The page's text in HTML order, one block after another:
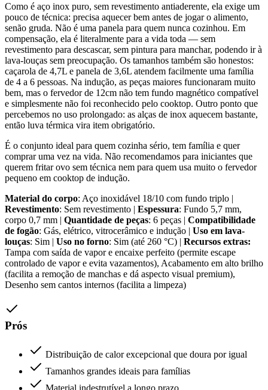
Como é aço inox puro, sem revestimento antiaderente, ela exige um
pouco de técnica: precisa aquecer bem antes de jogar o alimento,
senão gruda. Não é uma panela para quem nunca cozinhou. Em
compensação, ela é literalmente para a vida toda — sem
revestimento para descascar, sem pintura para manchar, podendo ir à
lava-louças sem preocupação. Os tamanhos também são honestos:
caçarola de 4,7L e panela de 3,6L atendem facilmente uma família
de 4 a 6 pessoas. Na indução, as peças maiores funcionaram muito
bem, mas o fervedor de 12cm não tem fundo magnético compatível
e simplesmente não foi reconhecido pelo cooktop. Outro ponto que
percebemos no uso prolongado: as alças de inox aquecem bastante,
então luva térmica vira item obrigatório.
É o conjunto ideal para quem cozinha sério, tem família e quer
comprar uma vez na vida. Não recomendamos para iniciantes que
querem fritar ovo sem técnica nem para quem usa muito o fervedor
pequeno em cooktop de indução.
Material do corpo: Aço inoxidável 18/10 com fundo triplo |
Revestimento: Sem revestimento | Espessura: Fundo 5,7 mm,
corpo 0,7 mm | Quantidade de peças: 6 peças | Compatibilidade
de fogão: Gás, elétrico, vitrocerâmico e indução | Uso em lava-
louças: Sim | Uso no forno: Sim (até 260 °C) | Recursos extras:
Tampa com saída de vapor e encaixe perfeito (permite escape
controlado de vapor e evita vazamentos), Acabamento em alto brilho
(facilita a remoção de manchas e dá aspecto visual premium),
Desenho sem cantos internos (facilita a limpeza)
Prós
Distribuição de calor excepcional que doura por igual
Tamanhos grandes ideais para famílias